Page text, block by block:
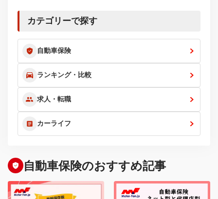
カテゴリーで探す
自動車保険
ランキング・比較
求人・転職
カーライフ
自動車保険のおすすめ記事